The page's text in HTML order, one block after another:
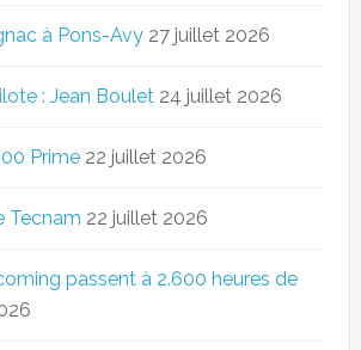
à Pons-Avy 27 juillet 2026
: Jean Boulet 24 juillet 2026
Prime 22 juillet 2026
Tecnam 22 juillet 2026
passent à 2.600 heures de